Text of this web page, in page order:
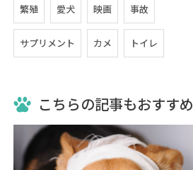
繁殖 愛犬 映画 事故
サプリメント カメ トイレ
こちらの記事もおすすめ